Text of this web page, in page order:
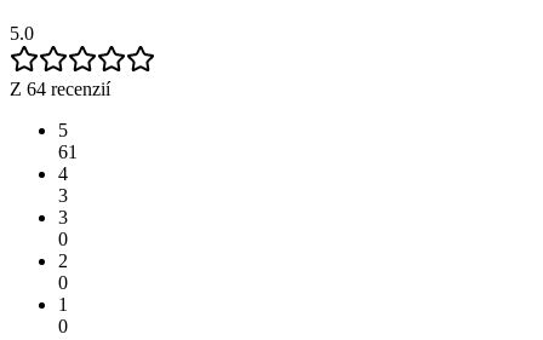
5.0
Z 64 recenzií
5
61
4
3
3
0
2
0
1
0